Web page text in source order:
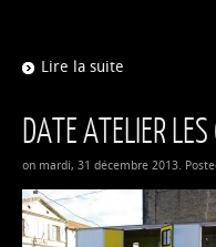
Lire la suite
DATE ATELIER
on mardi, 31 décembre 2013.